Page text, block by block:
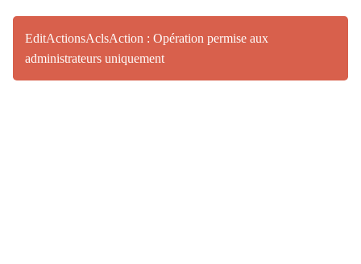
EditActionsAclsAction : Opération permise aux
administrateurs uniquement